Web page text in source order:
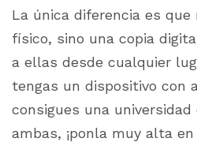
La única diferencia es
físico, sino una copia
a ellas desde cualquier
tengas un dispositivo con
consigues una
ambas, ¡ponla muy alta